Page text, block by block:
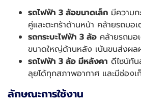
รถไฟฟ้า 3 ล้อขนาดเล็ก มีความ
คู่และตะกร้าด้านหน้า คล้ายรถมอเ
รถกระบะไฟฟ้า 3 ล้อ คล้ายรถมอ
ขนาดใหญ่ด้านหลัง เน้นขนส่งผล
รถไฟฟ้า 3 ล้อ มีหลังคา ดีไซน์ทั
ลุยได้ทุกสภาพอากาศ และมีช่องเ
ลักษณะการใช้งาน